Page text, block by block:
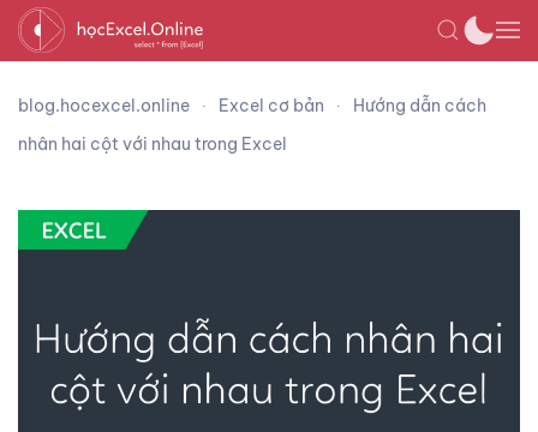
blog.hocexcel.online Excel cơ bản
Hướng dẫn cách
nhân hai cột với nhau trong Excel